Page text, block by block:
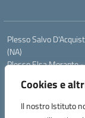
Cookies e
Il nostro Istituto
Plesso Salvo
(NA)
Plesso Elsa Morante
Plesso Leone - Via
Tel.:0813177304 -